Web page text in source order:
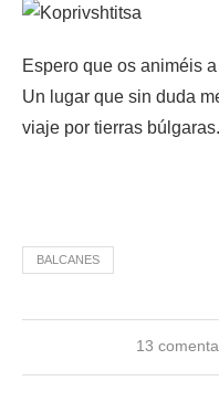
Espero que os animéis
Un lugar que sin duda
viaje por tierras búlgaras.
BALCANES
13